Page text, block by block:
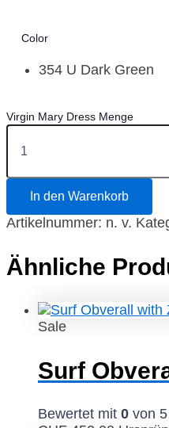
Color
354 U Dark Green
Virgin Mary Dress Menge
In den Warenkorb
Artikelnummer: n. v.
Ähnliche
Sale
Surf
Bewertet mit 0 von 5